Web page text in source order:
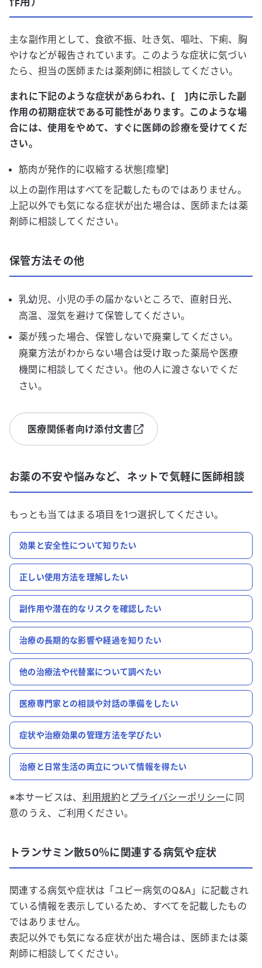
主な副作用として、食欲不振、吐き気、嘔吐、下痢、胸
やけなどが報告されています。このような症状に気づい
たら、担当の医師または薬剤師に相談してください。
まれに下記のような症状があらわれ、[ ]内に示した副
作用の初期症状である可能性があります。このような場
合には、使用をやめて、すぐに医師の診療を受けてくだ
さい。
筋肉が発作的に収縮する状態[痙攣]
以上の副作用はすべてを記載したものではありません。
上記以外でも気になる症状が出た場合は、医師または薬
剤師に相談してください。
保管方法その他
乳幼児、小児の手の届かないところで、直射日光、
高温、湿気を避けて保管してください。
薬が残った場合、保管しないで廃棄してください。
廃棄方法がわからない場合は受け取った薬局や医療
機関に相談してください。他の人に渡さないでくだ
さい。
医療関係者向け添付文書
お薬の不安や悩みなど、ネットで気軽に医師相談
もっとも当てはまる項目を1つ選択してください。
効果と安全性について知りたい
正しい使用方法を理解したい
副作用や潜在的なリスクを確認したい
治療の長期的な影響や経過を知りたい
他の治療法や代替案について調べたい
医療専門家との相談や対話の準備をしたい
症状や治療効果の管理方法を学びたい
治療と日常生活の両立について情報を得たい
※本サービスは、 利用規約 と プライバシーポリシーに同
意のうえ、ご利用ください。
トランサミン散50％に関連する病気や症状
関連する病気や症状は「ユビー病気のQ&A」に記載され
ている情報を表示しているため、すべてを記載したもの
ではありません。
表記以外でも気になる症状が出た場合は、医師または薬
剤師に相談してください。